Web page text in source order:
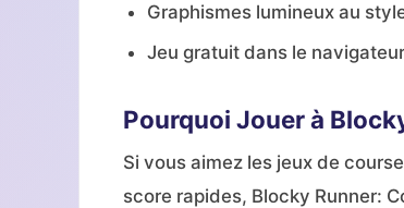
Graphismes lumineux au
Jeu gratuit dans le
Pourquoi Jouer à
Si vous aimez les jeux de
score rapides, Blocky Runner: